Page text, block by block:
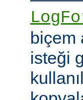
biçem
isteği